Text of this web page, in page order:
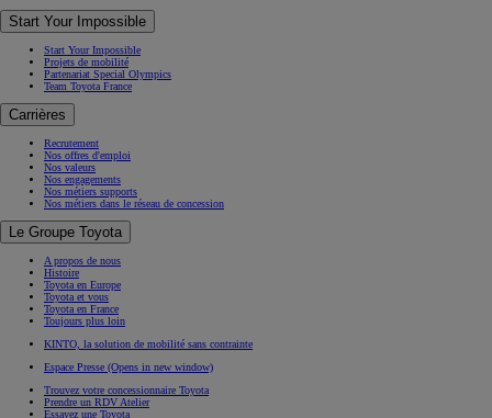
Start Your Impossible
Start Your Impossible
Projets de mobilité
Partenariat Special Olympics
Team Toyota France
Carrières
Recrutement
Nos offres d'emploi
Nos valeurs
Nos engagements
Nos métiers supports
Nos métiers dans le réseau de concession
Le Groupe Toyota
A propos de nous
Histoire
Toyota en Europe
Toyota et vous
Toyota en France
Toujours plus loin
KINTO, la solution de mobilité sans contrainte
Espace Presse (Opens in new window)
Trouvez votre concessionnaire Toyota
Prendre un RDV Atelier
Essayez une Toyota